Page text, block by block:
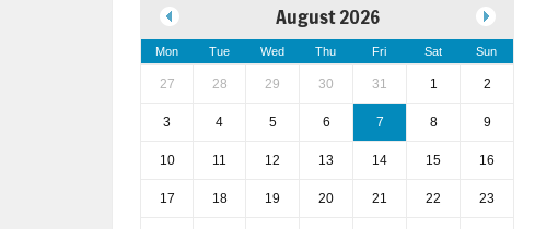
August 2026
Mon Tue Wed Thu Fri Sat Sun
27 28 29 30 31 1 2
3 4 5 6 7 8 9
10 11 12 13 14 15 16
17 18 19 20 21 22 23